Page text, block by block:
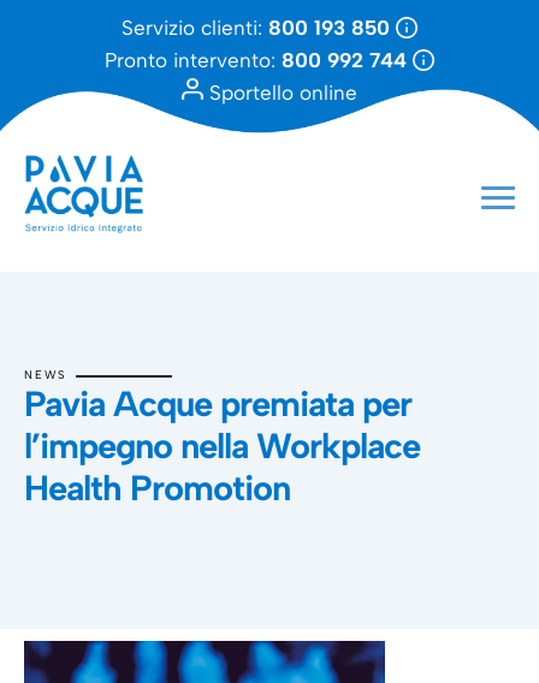
Servizio clienti: 800 193 850
Pronto intervento: 800 992 744
Sportello online
NEWS
Pavia Acque premiata per
l’impegno nella Workplace
Health Promotion